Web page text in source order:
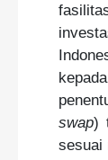
swap)
sesuai